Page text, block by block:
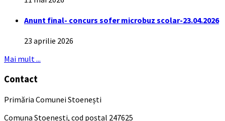
Anunt final- concurs sofer microbuz scolar-23.04.2026
23 aprilie 2026
Mai mult ...
Contact
Primăria Comunei Stoenești
Comuna Stoenești, cod poștal 247625